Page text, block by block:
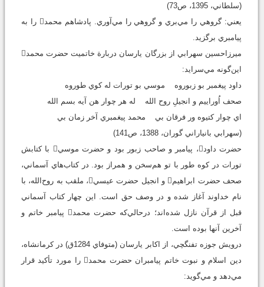
(سلطاني، 1395، ص73)
يعني: گروهي را مي‌بري و گروهي را مي‌آوري. پادشاهم محمد را به
پيامبري برگزيد.
ميرزاحسين سهرابي از بزرگان يارسان دربارة خاتميت حضرت محمد
اين‌گونه مي‌سرايد:
داود پيغمبر بو زبوروه موسي بو تورات له کوي طوروه
صحف اُوراييم و انجيلِ روح الله له هر چوار هن آيه بسم الله
اي چوار کتيوه ور فرقان بي محمد پيغمبري آخر زمان بي
(سهرابي بانياراني گوران، 1388، ص141)
حضرت داود، پيامبر و صاحب زبور بود و حضرت موسي با کتابش
تورات در کوه طور با تو هم‌سخن و همراز بود. در کتاب‌هاي آسماني،
صحف حضرت ابراهيم و انجيل حضرت عيسي، ملقب به روح‌الله، با
نام خداوند آغاز شده و در وصف حق است. اين چهار کتاب آسماني
قبل از قرآن نازل شده‌اند؛ درحالي‌که حضرت محمد پيامبر خاتم و
آخرين آنها بوده است.
درويش جوزه تفنگچي، از اکابر يارسان (متوفاي 1284ق) در کرمانشاه،
دين اسلام و نبوت خاتم پيامبران حضرت محمد را مورد تأکيد قرار
مي‌دهد و مي‌گويد: